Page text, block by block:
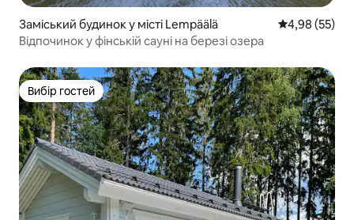
Заміський будинок у місті Lempäälä Середня
4,98 (55)
Відпочинок у фінській сауні на березі озера
Вибір гостей
Вибір гостей